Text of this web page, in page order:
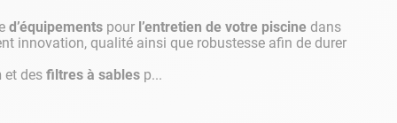
d’équipements pour l’entretien de votre piscine dans
innovation, qualité ainsi que robustesse afin de durer
et des filtres à sables p...